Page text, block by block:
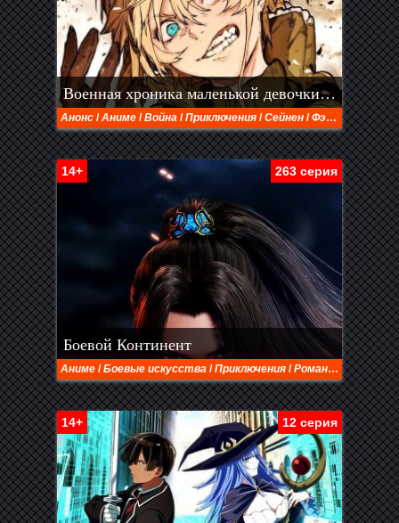
Военная хроника маленькой девочки 2 сезон
Анонс /Аниме /Война /Приключения /Сейнен /Фэнтези /
263 серия
14+
Боевой Континент
Аниме /Боевые искусства /Приключения /Романтика /Сёнэн
12 серия
14+